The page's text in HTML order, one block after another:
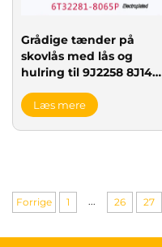
Grådige tænder på
skovlås med lås og
hulring til 9J2258 8J1433
Læs mere
Forrige 1 ... 26 27